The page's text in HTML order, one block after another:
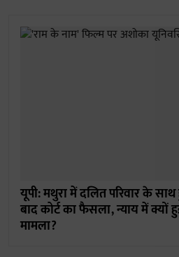
यूपी: मथुरा में दलित परिवार के
बाद कोर्ट का फैसला, न्याय में क्यों
मामला?